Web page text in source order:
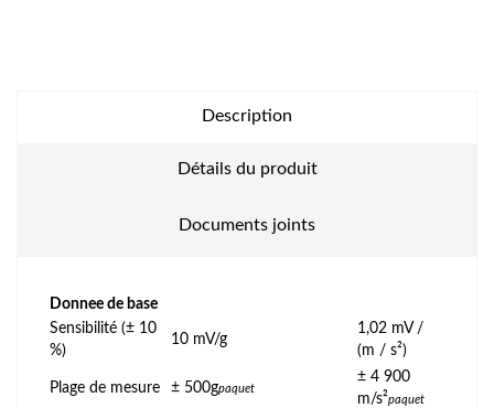
Description
Détails du produit
Documents joints
Donnee de base
Sensibilité (± 10
%)
10 mV/g
1,02 mV /
(m / s²)
Plage de mesure ± 500gpaquet
± 4 900
m/s²paquet